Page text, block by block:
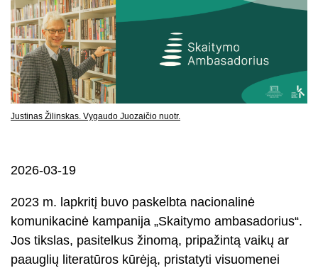
Justinas Žilinskas. Vygaudo Juozaičio nuotr.
2026-03-19
2023 m. lapkritį buvo paskelbta nacionalinė
komunikacinė kampanija „Skaitymo ambasadorius“.
Jos tikslas, pasitelkus žinomą, pripažintą vaikų ar
paauglių literatūros kūrėją, pristatyti visuomenei